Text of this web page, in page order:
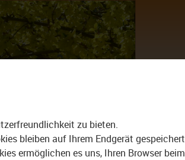
Aufseß
Der Bezirk-Das Magazin
zu bieten.
bleiben auf Ihrem Endgerät gespeichert
ermöglichen es uns, Ihren Browser beim